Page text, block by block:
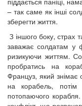
– так саме як інші
зберегти життя.
З іншого боку, страх
заважає солдатам у
ризикуючи життям.
пробратись на
Француз, який знімає
на корабель, потім
потопаючого